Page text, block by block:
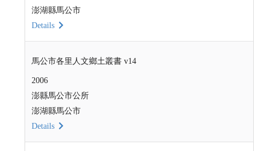
澎湖縣馬公市
Details
馬公市各里人文鄉土叢書 v14
2006
澎縣馬公市公所
澎湖縣馬公市
Details